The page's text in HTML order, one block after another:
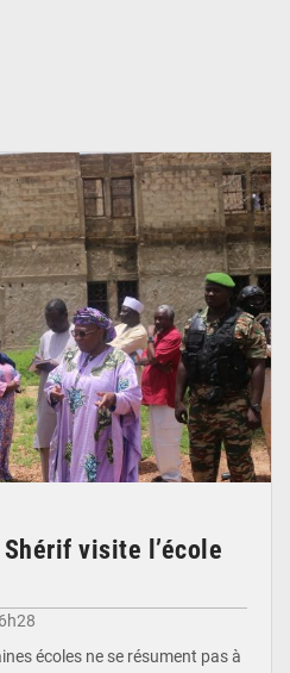
visite l’école
écoles ne se résument pas à